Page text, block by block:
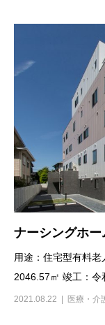
ナーシングホ
用途：住宅型有料
2046.57㎡ 竣工：令
2021.08.22 医療・介